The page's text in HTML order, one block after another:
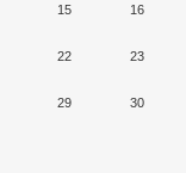
15 16
22 23
29 30